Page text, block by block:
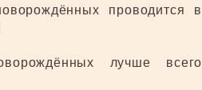
проводится в
лучше всего